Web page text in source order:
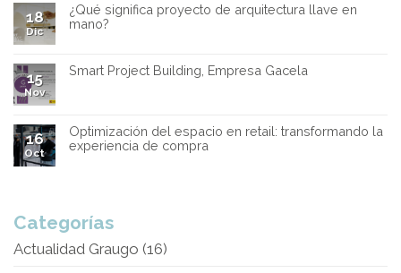
18
Dic
¿Qué significa proyecto de arquitectura llave en
mano?
15
Nov
Smart Project Building, Empresa Gacela
16
Oct
Optimización del espacio en retail: transformando la
experiencia de compra
Categorías
Actualidad Graugo (16)